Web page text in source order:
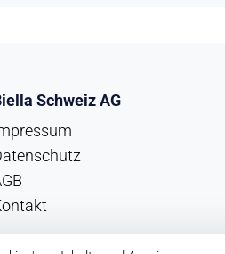
Schweiz AG